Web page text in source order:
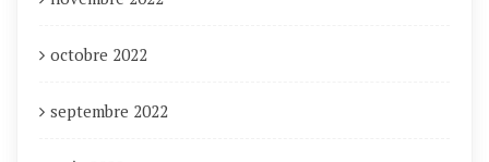
octobre 2022
septembre 2022